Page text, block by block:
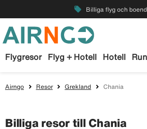
local_offer Billiga flyg och
Flygresor Flyg + Hotell Hotell
Airngo Resor Grekland Chania
Billiga resor till Chania